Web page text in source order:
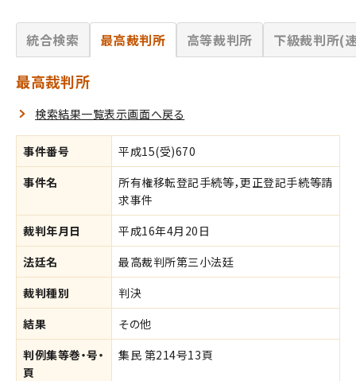
統合検索 最高裁判所 高等裁判所 下級裁判所(
最高裁判所
検索結果一覧表示画面へ戻る
事件番号
平成15(受)670
事件名
所有権移転登記手続等，更正登記手続等請
求事件
裁判年月日
平成16年4月20日
法廷名
最高裁判所第三小法廷
裁判種別
判決
結果
その他
判例集等巻・号・
頁
集民 第214号13頁